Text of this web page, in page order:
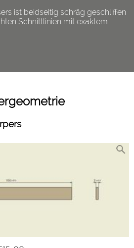
ist beidseitig schräg geschliffen
Schnittlinien mit exaktem